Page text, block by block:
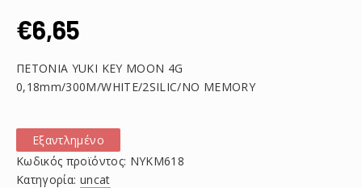
€6,65
ΠΕΤΟΝΙΑ YUKI KEY MOON 4G
0,18mm/300M/WHITE/2SILIC/NO MEMORY
Εξαντλημένο
Κωδικός προϊόντος: NYKM618
Κατηγορία: uncat